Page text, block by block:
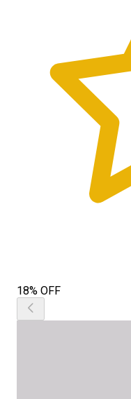
18% OFF